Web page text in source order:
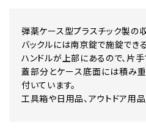
弾薬ケース型プラスチック製の
バックルには南京錠で施錠でき
ハンドルが上部にあるので、片手
蓋部分とケース底面には積み
付いています。
工具箱や日用品、アウトドア用